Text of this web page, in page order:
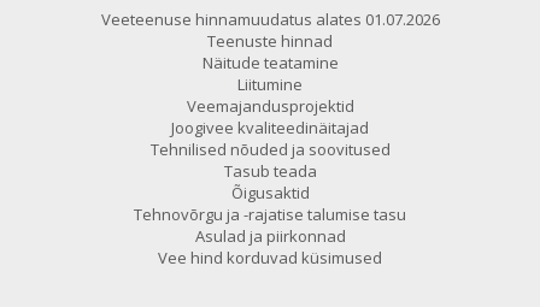
Veeteenuse hinnamuudatus alates 01.07.2026
Teenuste hinnad
Näitude teatamine
Liitumine
Veemajandusprojektid
Joogivee kvaliteedinäitajad
Tehnilised nõuded ja soovitused
Tasub teada
Õigusaktid
Tehnovõrgu ja -rajatise talumise tasu
Asulad ja piirkonnad
Vee hind korduvad küsimused